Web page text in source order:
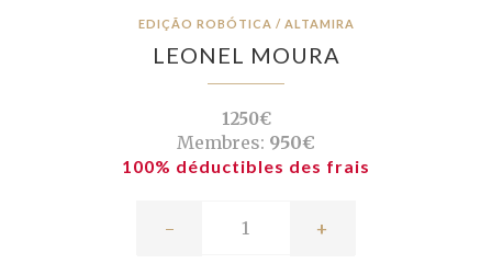
EDIÇÃO ROBÓTICA / ALTAMIRA
LEONEL MOURA
1250€
Membres: 950€
100% déductibles des frais
- +